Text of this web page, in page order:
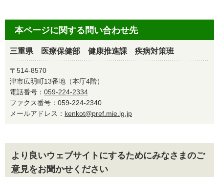
本ページに関する問い合わせ先
三重県 医療保健部 健康推進課 疾病対策班
〒514-8570
津市広明町13番地（本庁4階）
電話番号： 059-224-2334
ファクス番号：059-224-2340
メールアドレス： kenkot@pref.mie.lg.jp
より良いウェブサイトにするためにみなさまのご
意見をお聞かせください